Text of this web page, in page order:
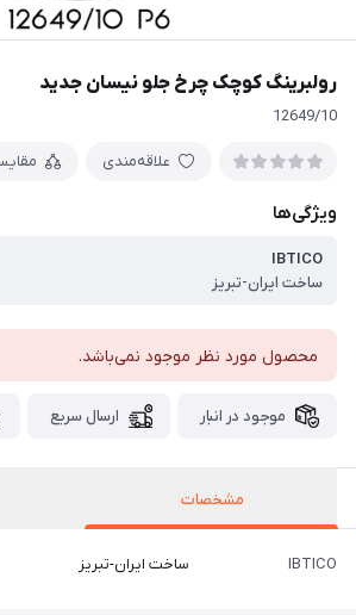
رولبرینگ کوچک چرخ جلو نیسان جدید
12649/10
علاقه‌مندی
ویژگی‌ها
IBTICO
ساخت ایران-تبریز
محصول مورد نظر موجود نمی‌باشد.
موجود در انبار ارسال سریع
مشخصات
IBTICO ساخت ایران-تبریز